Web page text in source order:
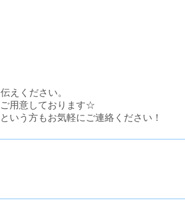
えください。
用意しております☆
いう方もお気軽にご連絡ください！